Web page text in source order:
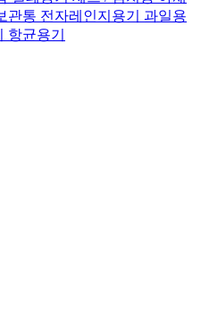
밀폐용기 세트 / 김치통 야채
관통 전자레인지용기 과일용
항균용기